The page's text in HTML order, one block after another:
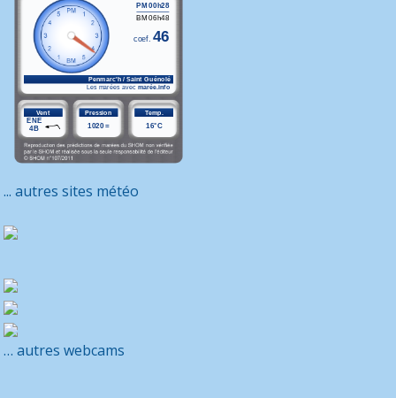
... autres sites météo
… autres webcams